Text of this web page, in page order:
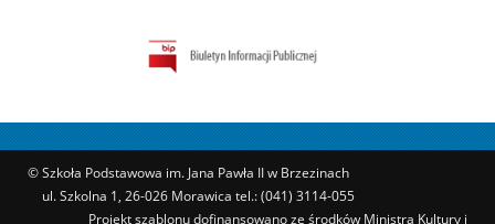
© Szkoła Podstawowa im. Jana Pawła II w Brzezinach
ul. Szkolna 1, 26-026 Morawica tel.: (041) 3114-055
Projekt szablonu dofinansowano ze środków Ministra Kultury i